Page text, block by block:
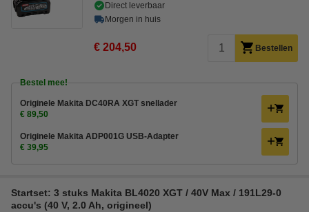
Direct leverbaar
Morgen in huis
€ 204,50 Bestellen
Bestel mee!
Originele Makita DC40RA XGT snellader
€ 89,50
Originele Makita ADP001G USB-Adapter
€ 39,95
Startset: 3 stuks Makita BL4020 XGT / 40V Max / 191L29-0
accu's (40 V, 2.0 Ah, origineel)